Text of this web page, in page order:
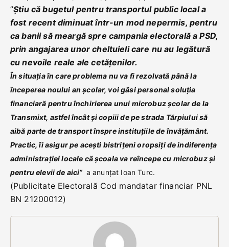
”Știu că bugetul pentru transportul public local a
fost recent diminuat într-un mod nepermis, pentru
ca banii să meargă spre campania electorală a PSD,
prin angajarea unor cheltuieli care nu au legătură
cu nevoile reale ale cetățenilor.
În situația în care problema nu va fi rezolvată până la
începerea noului an școlar, voi găsi personal soluția
financiară pentru închirierea unui microbuz școlar de la
Transmixt, astfel încât și copiii de pe strada Tărpiului să
aibă parte de transport înspre instituțiile de învățământ.
Practic, îi asigur pe acești bistrițeni oropsiți de indiferența
administrației locale că școala va reîncepe cu microbuz și
pentru elevii de aici” a anunțat Ioan Turc.
(Publicitate Electorală Cod mandatar financiar PNL
BN 21200012)